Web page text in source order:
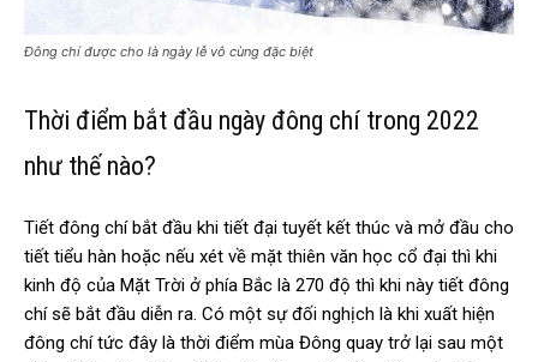
Đông chí được cho là ngày lễ vô cùng đặc biệt
Thời điểm bắt đầu ngày đông chí trong 2022
như thế nào?
Tiết đông chí bắt đầu khi tiết đại tuyết kết thúc và mở đầu cho
tiết tiểu hàn hoặc nếu xét về mặt thiên văn học cổ đại thì khi
kinh độ của Mặt Trời ở phía Bắc là 270 độ thì khi này tiết đông
chí sẽ bắt đầu diễn ra. Có một sự đối nghịch là khi xuất hiện
đông chí tức đây là thời điểm mùa Đông quay trở lại sau một